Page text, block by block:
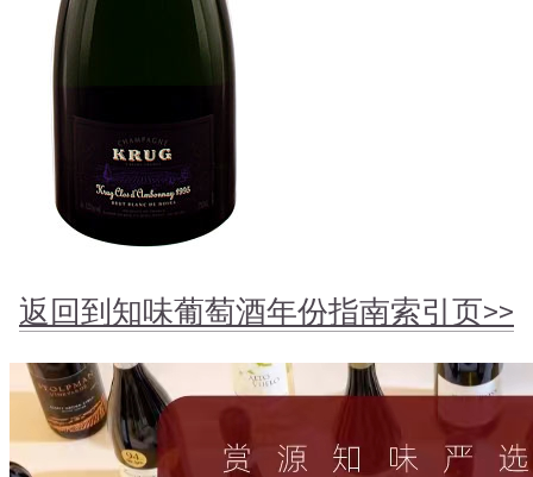
返回到知味葡萄酒年份指南索引页>>